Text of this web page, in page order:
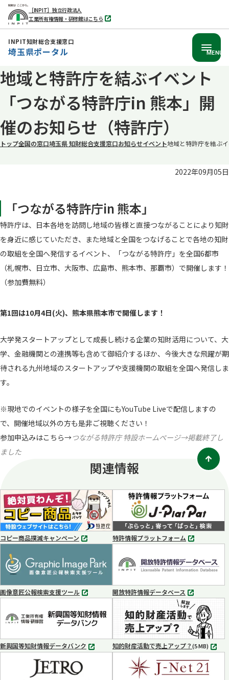
本
文
動
［INPIT］独立行政法人
工業所有権情報・研修館はこちら
別
タ
INPIT知財総合支援窓口
埼玉県ポータル MENU
地域と特許庁を結ぶイベント
「つながる特許庁in 熊本」開
催のお知らせ（特許庁）
トップ全国の窓口埼玉県 知財総合支援窓口お知らせイベント地域と特許庁を結ぶ
2022年09月05日
「つながる特許庁in 熊本」
特許庁は、日本各地を訪問し地域の皆様と直接つながることにより知財
を身近に感じていただき、また地域と全国をつなげることで各地の知財
の取組を全国へ発信するイベント、「つながる特許庁」を全国6都市
（札幌市、日立市、大阪市、広島市、熊本市、那覇市）で開催します！
（参加費無料）
第1回は10月4日(火)、熊本県熊本市で開催します！
大学発スタートアップとして成長し続ける企業の知財活用について、大
学、金融機関との連携等も含めて御紹介するほか、今後大きな飛躍が期
待される九州地域のスタートアップや支援機関の取組を全国へ発信しま
す。
※現地でのイベントの様子を全国にもYouTube Liveで配信しますの
で、開催地域以外の方も是非ご視聴ください！
参加申込みはこちら→つながる特許庁 特設ホームページ→掲載終了し
ました
関連情報
コピー商品撲滅キャンペーン
別
で
開
く
特許情報プラットフォーム
別
ブ
で
く
画像意匠公報検索支援ツール
別
ブ
で
く
開放特許情報データベース
別
タ
ブ
で
開
く
新興国等知財情報データバンク
別
知的財産活動で売上アップ？(5 MB) MP4